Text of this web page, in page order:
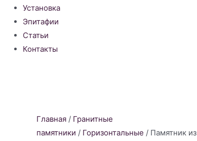
Установка
Эпитафии
Статьи
Контакты
Главная / Гранитные
памятники / Горизонтальные / Памятник из